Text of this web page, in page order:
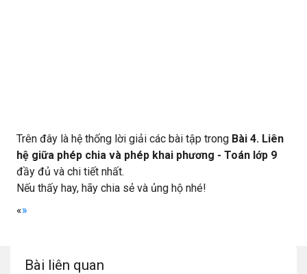
Trên đây là hệ thống lời giải các bài tập trong Bài 4. Liên
hệ giữa phép chia và phép khai phương - Toán lớp 9
đầy đủ và chi tiết nhất.
Nếu thấy hay, hãy chia sẻ và ủng hộ nhé!
«»
Bài liên quan